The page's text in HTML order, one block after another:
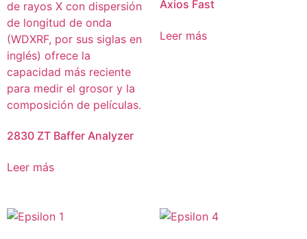
2830 ZT Baffer Analyzer
Leer más
Axios Fast
Leer más